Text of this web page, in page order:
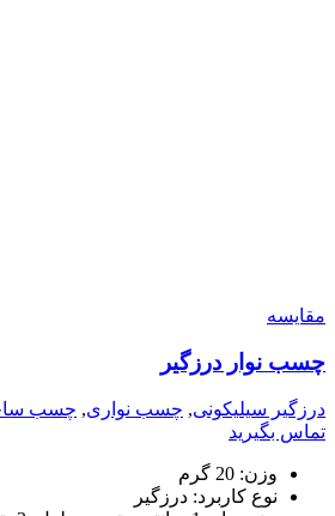
مقایسه
چسب نوار درزگیر
درزگیر سیلیکونی, چسب نواری, چسب
تماس بگیرید
وزن: 20 گرم
نوع کاربرد: درزگیر